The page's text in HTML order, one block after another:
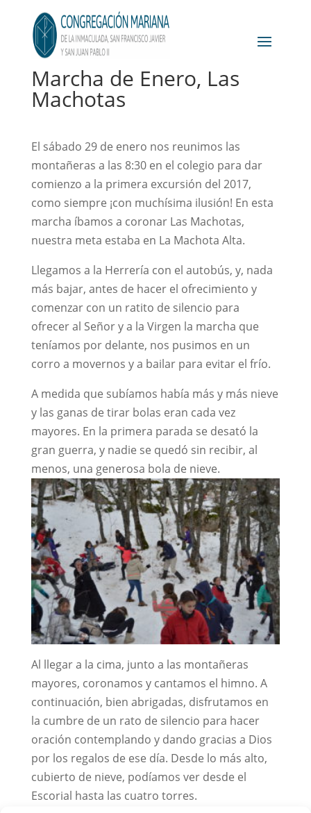
Marcha de Enero, Las
Machotas
El sábado 29 de enero nos reunimos las
montañeras a las 8:30 en el colegio para dar
comienzo a la primera excursión del 2017,
como siempre ¡con muchísima ilusión! En esta
marcha íbamos a coronar Las Machotas,
nuestra meta estaba en La Machota Alta.
Llegamos a la Herrería con el autobús, y, nada
más bajar, antes de hacer el ofrecimiento y
comenzar con un ratito de silencio para
ofrecer al Señor y a la Virgen la marcha que
teníamos por delante, nos pusimos en un
corro a movernos y a bailar para evitar el frío.
A medida que subíamos había más y más nieve
y las ganas de tirar bolas eran cada vez
mayores. En la primera parada se desató la
gran guerra, y nadie se quedó sin recibir, al
menos, una generosa bola de nieve.
Al llegar a la cima, junto a las montañeras
mayores, coronamos y cantamos el himno. A
continuación, bien abrigadas, disfrutamos en
la cumbre de un rato de silencio para hacer
oración contemplando y dando gracias a Dios
por los regalos de ese día. Desde lo más alto,
cubierto de nieve, podíamos ver desde el
Escorial hasta las cuatro torres.